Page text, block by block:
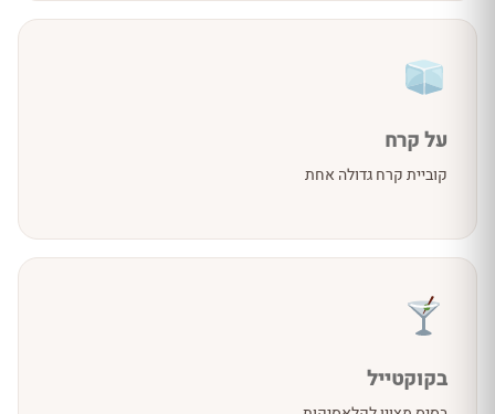
על קרח
קוביית קרח גדולה אחת
בקוקטייל